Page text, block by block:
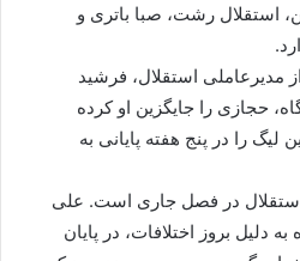
استقلال رشت، صبا باتری و
مدیرعاملی استقلال، فرشید
حجازی را جایگزین او کرده
را در پنج هفته پایانی به
در فصل جاری است. علی
دلیل بروز اختلافات، در پایان